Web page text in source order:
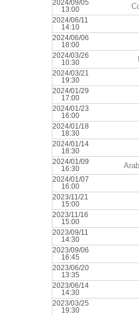
2024/09/05
13:00
2024/06/11
14:10
2024/06/06
18:00
2024/03/26
10:30
2024/03/21
19:30
2024/01/29
17:00
2024/01/23
16:00
2024/01/18
18:30
2024/01/14
18:30
2024/01/09
16:30
2024/01/07
16:00
2023/11/21
15:00
2023/11/16
15:00
2023/09/11
14:30
2023/09/06
16:45
2023/06/20
13:35
2023/06/14
14:30
2023/03/25
19:30